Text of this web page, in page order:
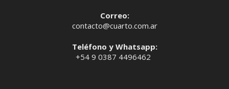
Correo:
contacto@cuarto.com.ar
Teléfono y Whatsapp:
+54 9 0387 4496462